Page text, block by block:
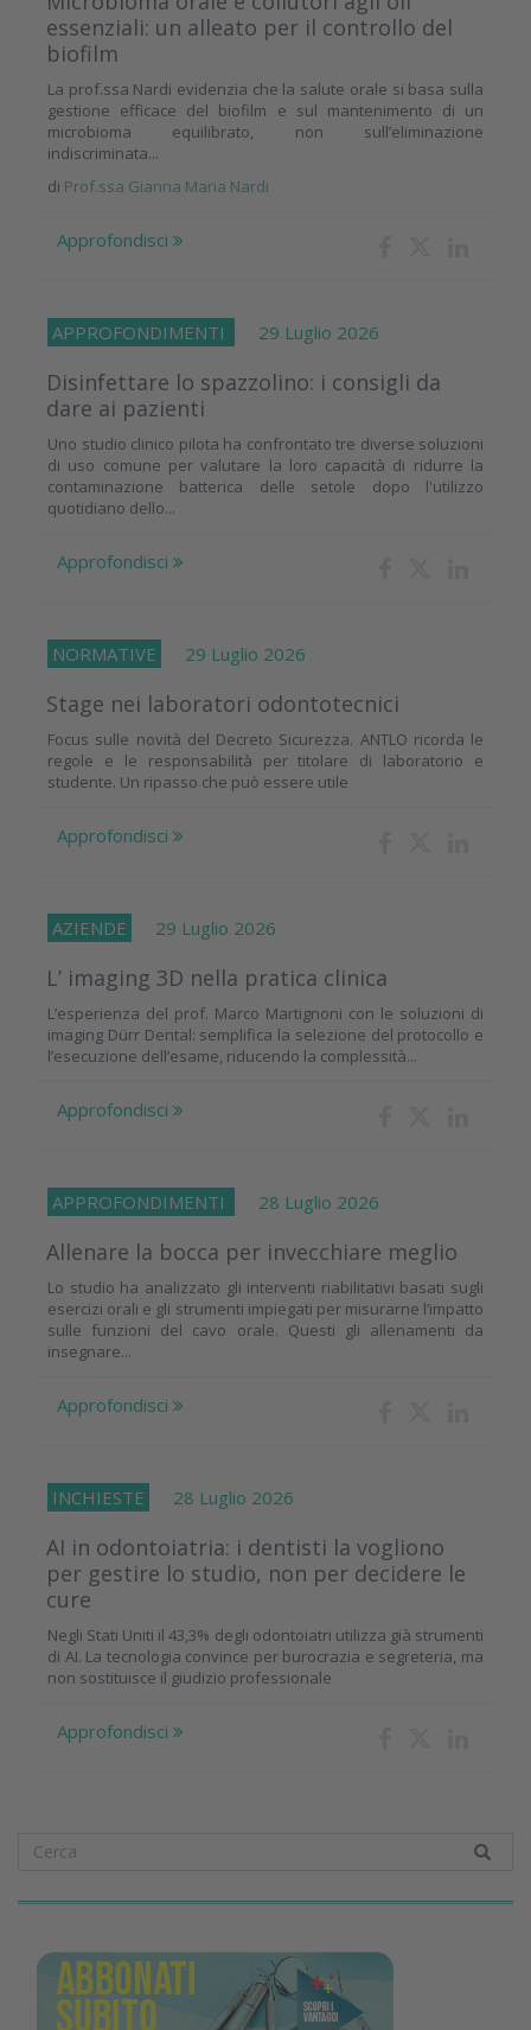
essenziali: un alleato per il controllo del
biofilm
La prof.ssa Nardi evidenzia che la salute orale si basa sulla
gestione efficace del biofilm e sul mantenimento di un
microbioma equilibrato, non sull’eliminazione
indiscriminata...
di Prof.ssa Gianna Maria Nardi
Approfondisci
APPROFONDIMENTI 29 Luglio 2026
Disinfettare lo spazzolino: i consigli da
dare ai pazienti
Uno studio clinico pilota ha confrontato tre diverse soluzioni
di uso comune per valutare la loro capacità di ridurre la
contaminazione batterica delle setole dopo l'utilizzo
quotidiano dello...
Approfondisci
NORMATIVE 29 Luglio 2026
Stage nei laboratori odontotecnici
Focus sulle novità del Decreto Sicurezza. ANTLO ricorda le
regole e le responsabilità per titolare di laboratorio e
studente. Un ripasso che può essere utile
Approfondisci
AZIENDE 29 Luglio 2026
L’ imaging 3D nella pratica clinica
L’esperienza del prof. Marco Martignoni con le soluzioni di
imaging Dürr Dental: semplifica la selezione del protocollo e
l’esecuzione dell’esame, riducendo la complessità...
Approfondisci
APPROFONDIMENTI 28 Luglio 2026
Allenare la bocca per invecchiare meglio
Lo studio ha analizzato gli interventi riabilitativi basati sugli
esercizi orali e gli strumenti impiegati per misurarne l’impatto
sulle funzioni del cavo orale. Questi gli allenamenti da
insegnare...
Approfondisci
INCHIESTE 28 Luglio 2026
AI in odontoiatria: i dentisti la vogliono
per gestire lo studio, non per decidere le
cure
Negli Stati Uniti il 43,3% degli odontoiatri utilizza già strumenti
di AI. La tecnologia convince per burocrazia e segreteria, ma
non sostituisce il giudizio professionale
Approfondisci